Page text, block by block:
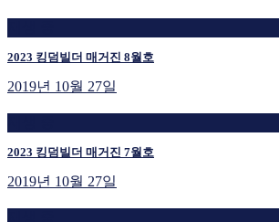
2023 킹덤빌더 매거진 8월호
2019년 10월 27일
2023 킹덤빌더 매거진 7월호
2019년 10월 27일